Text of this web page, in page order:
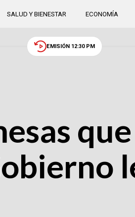
SALUD Y BIENESTAR ECONOMÍA
EMISIÓN 12:30 PM